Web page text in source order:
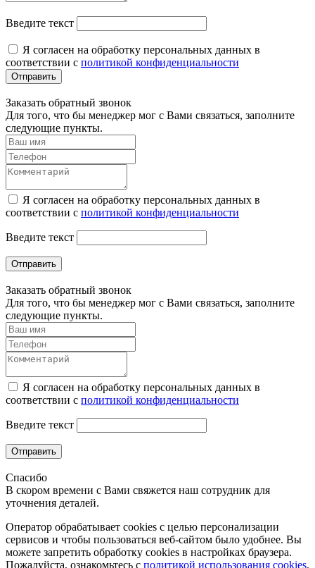
Введите текст
Я согласен на обработку персональных данных в
соответствии с политикой конфиденциальности
Отправить
Заказать обратный звонок
Для того, что бы менеджер мог с Вами связаться, заполните
следующие пункты.
Я согласен на обработку персональных данных в
соответствии с политикой конфиденциальности
Введите текст
Отправить
Заказать обратный звонок
Для того, что бы менеджер мог с Вами связаться, заполните
следующие пункты.
Я согласен на обработку персональных данных в
соответствии с политикой конфиденциальности
Введите текст
Отправить
Спасибо
В скором времени с Вами свяжется наш сотрудник для
уточнения деталей.
Оператор обрабатывает cookies с целью персонализации
сервисов и чтобы пользоваться веб-сайтом было удобнее. Вы
можете запретить обработку сookies в настройках браузера.
Пожалуйста, ознакомьтесь с политикой использования cookies.